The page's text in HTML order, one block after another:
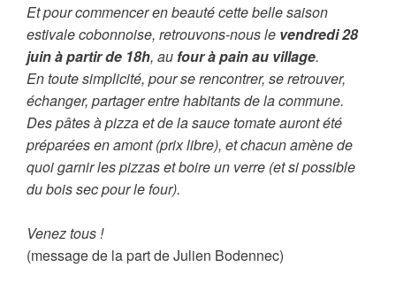
Et pour commencer en beauté cette belle saison
estivale cobonnoise, retrouvons-nous le vendredi 28
juin à partir de 18h, au four à pain au village.
En toute simplicité, pour se rencontrer, se retrouver,
échanger, partager entre habitants de la commune.
Des pâtes à pizza et de la sauce tomate auront été
préparées en amont (prix libre), et chacun amène de
quoi garnir les pizzas et boire un verre (et si possible
du bois sec pour le four).
Venez tous !
(message de la part de Julien Bodennec)